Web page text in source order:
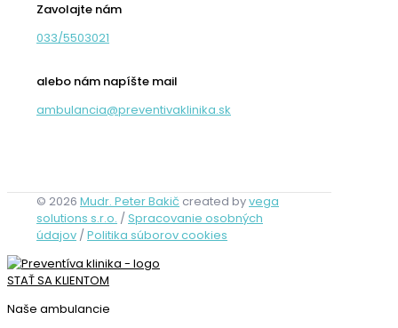
Zavolajte nám
033/5503021
alebo nám napíšte mail
ambulancia@preventivaklinika.sk
© 2026 Mudr. Peter Bakič created byvega
solutions s.r.o. / Spracovanie osobných
údajov / Politika súborov cookies
STAŤ SA KLIENTOM
Naše ambulancie